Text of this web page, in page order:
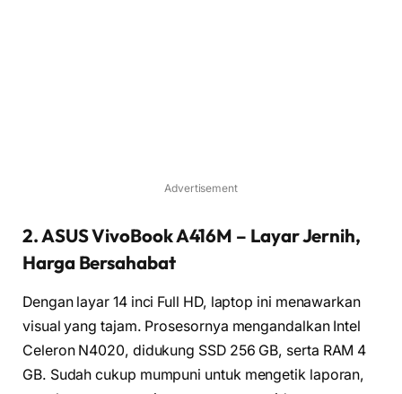
Advertisement
2. ASUS VivoBook A416M – Layar Jernih,
Harga Bersahabat
Dengan layar 14 inci Full HD, laptop ini menawarkan
visual yang tajam. Prosesornya mengandalkan Intel
Celeron N4020, didukung SSD 256 GB, serta RAM 4
GB. Sudah cukup mumpuni untuk mengetik laporan,